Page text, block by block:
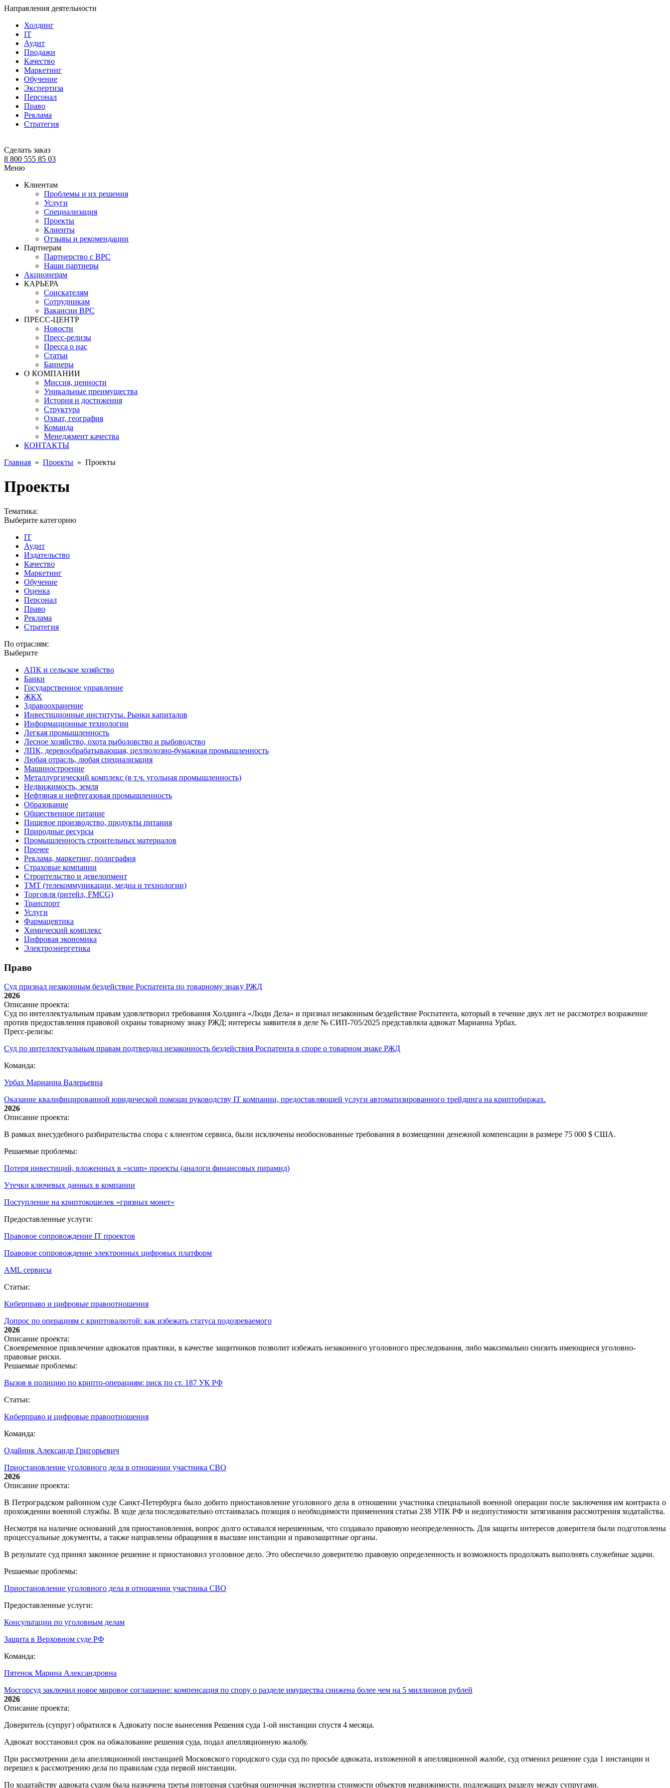
Направления деятельности
Холдинг
IT
Аудит
Продажи
Качество
Маркетинг
Обучение
Экспертиза
Персонал
Право
Реклама
Стратегия
Сделать заказ
8 800 555 85 03
Меню
Клиентам
Проблемы и их решения
Услуги
Специализация
Проекты
Клиенты
Отзывы и рекомендации
Партнерам
Партнерство с BPC
Наши партнеры
Акционерам
КАРЬЕРА
Соискателям
Сотрудникам
Вакансии BPC
ПРЕСС-ЦЕНТР
Новости
Пресс-релизы
Пресса о нас
Статьи
Баннеры
О КОМПАНИИ
Миссия, ценности
Уникальные преимущества
История и достижения
Структура
Охват, география
Команда
Менеджмент качества
КОНТАКТЫ
Главная » Проекты » Проекты
Проекты
Тематика:
Выберите категорию
IT
Аудит
Издательство
Качество
Маркетинг
Обучение
Оценка
Персонал
Право
Реклама
Стратегия
По отраслям:
Выберите
АПК и сельское хозяйство
Банки
Государственное управление
ЖКХ
Здравоохранение
Инвестиционные институты. Рынки капиталов
Информационные технологии
Легкая промышленность
Лесное хозяйство, охота рыболовство и рыбоводство
ЛПК, деревообрабатывающая, целлюлозно-бумажная промышленность
Любая отрасль, любая специализация
Машиностроение
Металлургический комплекс (в т.ч. угольная промышленность)
Недвижимость, земля
Нефтяная и нефтегазовая промышленность
Образование
Общественное питание
Пищевое производство, продукты питания
Природные ресурсы
Промышленность строительных материалов
Прочее
Реклама, маркетинг, полиграфия
Страховые компании
Строительство и девелопмент
ТМТ (телекоммуникации, медиа и технологии)
Торговля (ритейл, FMCG)
Транспорт
Услуги
Фармацевтика
Химический комплекс
Цифровая экономика
Электроэнергетика
Право
Суд признал незаконным бездействие Роспатента по товарному знаку РЖД
2026
Описание проекта:
Суд по интеллектуальным правам удовлетворил требования Холдинга «Люди Дела» и признал незаконным бездействие Роспатента, который в течение двух лет не рассмотрел возражение
против предоставления правовой охраны товарному знаку РЖД; интересы заявителя в деле № СИП‑705/2025 представляла адвокат Марианна Урбах.
Пресс-релизы:
Суд по интеллектуальным правам подтвердил незаконность бездействия Роспатента в споре о товарном знаке РЖД
Команда:
Урбах Марианна Валерьевна
Оказание квалифицированной юридической помощи руководству IT компании, предоставляющей услуги автоматизированного трейдинга на криптобиржах.
2026
Описание проекта:
В рамках внесудебного разбирательства спора с клиентом сервиса, были исключены необоснованные требования в возмещении денежной компенсации в размере 75 000 $ США.
Решаемые проблемы:
Потеря инвестиций, вложенных в «scum» проекты (аналоги финансовых пирамид)
Утечки ключевых данных в компании
Поступление на криптокошелек «грязных монет»
Предоставленные услуги:
Правовое сопровождение IT проектов
Правовое сопровождение электронных цифровых платформ
AML сервисы
Статьи:
Киберправо и цифровые правоотношения
Допрос по операциям с криптовалютой: как избежать статуса подозреваемого
2026
Описание проекта:
Своевременное привлечение адвокатов практики, в качестве защитников позволит избежать незаконного уголовного преследования, либо максимально снизить имеющиеся уголовно-
правовые риски.
Решаемые проблемы:
Вызов в полицию по крипто‑операциям: риск по ст. 187 УК РФ
Статьи:
Киберправо и цифровые правоотношения
Команда:
Одайник Александр Григорьевич
Приостановление уголовного дела в отношении участника СВО
2026
Описание проекта:
В Петроградском районном суде Санкт-Петербурга было добито приостановление уголовного дела в отношении участника специальной военной операции после заключения им контракта о
прохождении военной службы. В ходе дела последовательно отстаивалась позиция о необходимости применения статьи 238 УПК РФ и недопустимости затягивания рассмотрения ходатайства.
Несмотря на наличие оснований для приостановления, вопрос долго оставался нерешенным, что создавало правовую неопределенность. Для защиты интересов доверителя были подготовлены
процессуальные документы, а также направлены обращения в высшие инстанции и правозащитные органы.
В результате суд принял законное решение и приостановил уголовное дело. Это обеспечило доверителю правовую определенность и возможность продолжать выполнять служебные задачи.
Решаемые проблемы:
Приостановление уголовного дела в отношении участника СВО
Предоставленные услуги:
Консультации по уголовным делам
Защита в Верховном суде РФ
Команда:
Пятенок Марина Александровна
Мосгорсуд заключил новое мировое соглашение: компенсация по спору о разделе имущества снижена более чем на 5 миллионов рублей
2026
Описание проекта:
Доверитель (супруг) обратился к Адвокату после вынесения Решения суда 1-ой инстанции спустя 4 месяца.
Адвокат восстановил срок на обжалование решения суда, подал апелляционную жалобу.
При рассмотрении дела апелляционной инстанцией Московского городского суда суд по просьбе адвоката, изложенной в апелляционной жалобе, суд отменил решение суда 1 инстанции и
перешел к рассмотрению дела по правилам суда первой инстанции.
По ходатайству адвоката судом была назначена третья повторная судебная оценочная экспертиза стоимости объектов недвижимости, подлежащих разделу между супругами.